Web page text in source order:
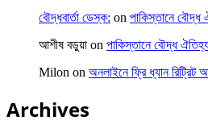
বৌদ্ধবার্তা ডেস্ক: on পাকিস্তানে বৌদ্ধ
আশীষ বড়ুয়া on পাকিস্তানে বৌদ্ধ
Milon on অনলাইনে ফ্রি ধ্যান
Archives